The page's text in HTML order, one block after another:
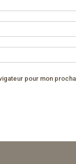
pour mon